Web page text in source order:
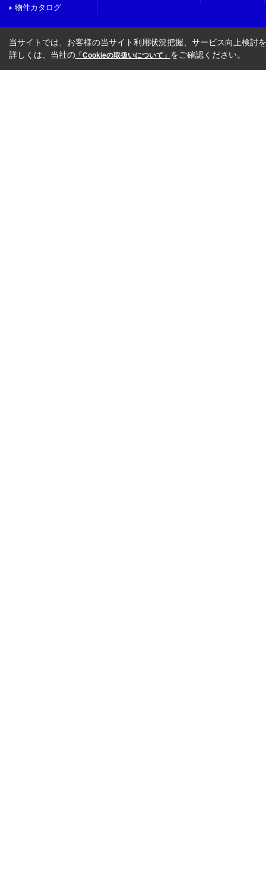
物件カタログ
当サイトでは、お客様の当サイト利用状況把握、サービス向上検討
詳しくは、当社の 「Cookieの取扱いについて」 をご確認ください。